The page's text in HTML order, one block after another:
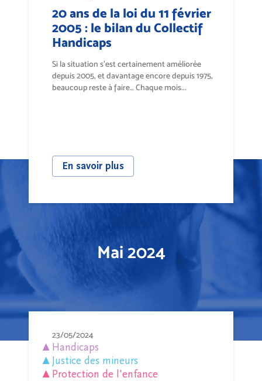
20 ans de la loi du 11 février
2005 : le bilan du Collectif
Handicaps
Si la situation s’est certainement améliorée
depuis 2005, et davantage encore depuis 1975,
beaucoup reste à faire… Chaque mois...
En savoir plus
Mai 2024
23/05/2024
Handicaps
Justice des mineurs
Protection de l'enfance